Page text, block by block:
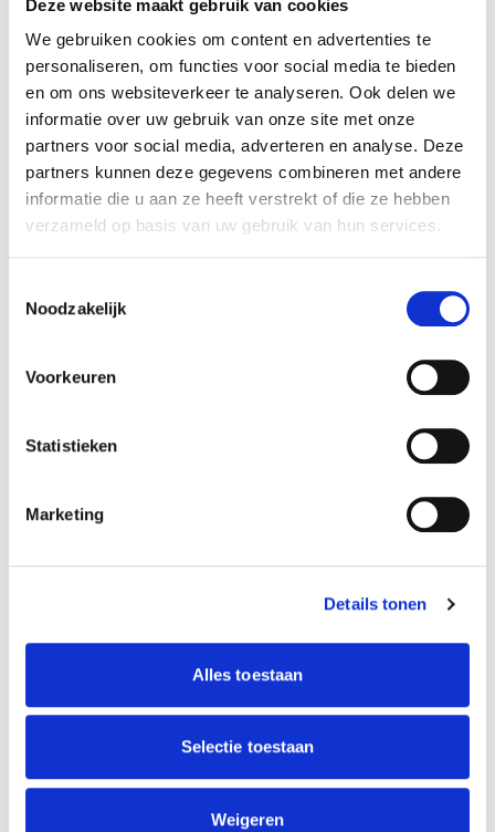
Deze website maakt gebruik van cookies
We gebruiken cookies om content en advertenties te
personaliseren, om functies voor social media te bieden
en om ons websiteverkeer te analyseren. Ook delen we
informatie over uw gebruik van onze site met onze
partners voor social media, adverteren en analyse. Deze
partners kunnen deze gegevens combineren met andere
informatie die u aan ze heeft verstrekt of die ze hebben
verzameld op basis van uw gebruik van hun services.
Noodzakelijk
Voorkeuren
Statistieken
Marketing
Details tonen
Alles toestaan
Selectie toestaan
Weigeren
€ 37,95
Inclusief BTW: € 45,92
Aantal
Kies uw connector bij "gerelateerd"
Specificaties
Reference 340FT
33 x 60 mm
3,6 V
Driehoek
Is dit niet het product wat u zoekt
Kies een andere lamp uit de categorie:
Opbouw noodverlichting
Inbouw noodverlichting